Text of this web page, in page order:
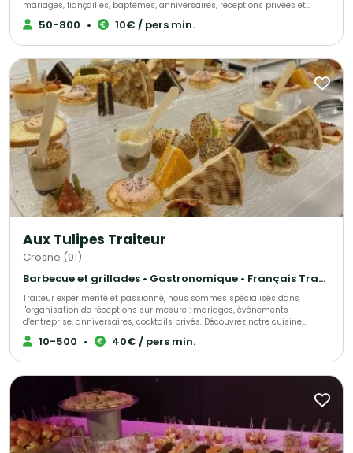
mariages, fiançailles, baptêmes, anniversaires, réceptions privées et
professionnelles. Nous proposons des buffets, cocktails, salades, plats
variés, plateaux de fruits, buffets sucrés, pièces montées, boissons ainsi
inoubliables.
50-800 • 10€ / pers min.
Aux Tulipes Traiteur
Crosne (91)
Barbecue et grillades • Gastronomique • Français Traditionnel
Traiteur expérimenté et passionné, nous sommes spécialisés dans
l'organisation de réceptions sur mesure : mariages, événements
d’entreprise, anniversaires, cocktails privés. Découvrez notre cuisine
raffinée, élaborée avec des produits frais et de saison, accompagnée de
menus personnalisables en fonction de vos envies et de vos contraintes
10-500 • 40€ / pers min.